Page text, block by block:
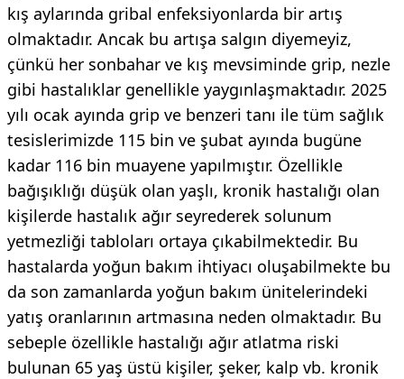
kış aylarında gribal enfeksiyonlarda bir artış
olmaktadır. Ancak bu artışa salgın diyemeyiz,
çünkü her sonbahar ve kış mevsiminde grip, nezle
gibi hastalıklar genellikle yaygınlaşmaktadır. 2025
yılı ocak ayında grip ve benzeri tanı ile tüm sağlık
tesislerimizde 115 bin ve şubat ayında bugüne
kadar 116 bin muayene yapılmıştır. Özellikle
bağışıklığı düşük olan yaşlı, kronik hastalığı olan
kişilerde hastalık ağır seyrederek solunum
yetmezliği tabloları ortaya çıkabilmektedir. Bu
hastalarda yoğun bakım ihtiyacı oluşabilmekte bu
da son zamanlarda yoğun bakım ünitelerindeki
yatış oranlarının artmasına neden olmaktadır. Bu
sebeple özellikle hastalığı ağır atlatma riski
bulunan 65 yaş üstü kişiler, şeker, kalp vb. kronik